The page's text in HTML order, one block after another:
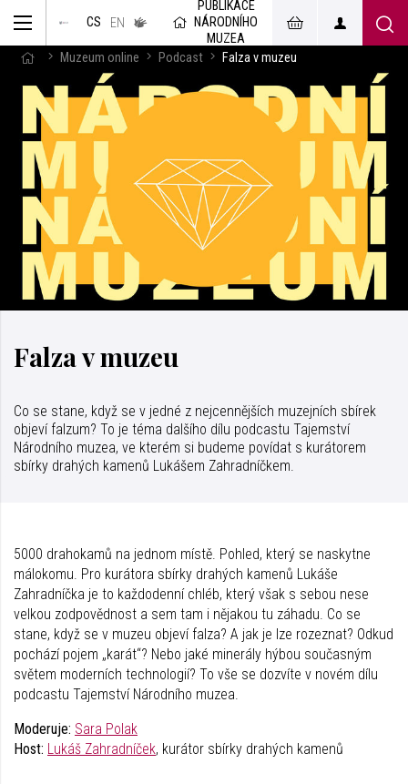
CS EN
v českém
jazyce
PUBLIKACE
NÁRODNÍHO
MUZEA
Muzeum online
Podcast Falza v muzeu
Falza v muzeu
Co se stane, když se v jedné z nejcennějších muzejních sbírek
objeví falzum? To je téma dalšího dílu podcastu Tajemství
Národního muzea, ve kterém si budeme povídat s kurátorem
sbírky drahých kamenů Lukášem Zahradníčkem.
5000 drahokamů na jednom místě. Pohled, který se naskytne
málokomu. Pro kurátora sbírky drahých kamenů Lukáše
Zahradníčka je to každodenní chléb, který však s sebou nese
velkou zodpovědnost a sem tam i nějakou tu záhadu. Co se
stane, když se v muzeu objeví falza? A jak je lze rozeznat? Odkud
pochází pojem „karát“? Nebo jaké minerály hýbou současným
světem moderních technologií? To vše se dozvíte v novém dílu
podcastu Tajemství Národního muzea.
Moderuje: Sara Polak
Host: Lukáš Zahradníček, kurátor sbírky drahých kamenů